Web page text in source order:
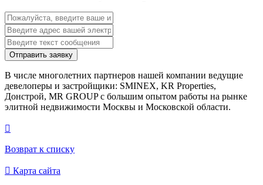
Отправить заявку
В числе многолетних партнеров нашей компании ведущие
девелоперы и застройщики: SMINEX, KR Properties,
Донстрой, MR GROUP c большим опытом работы на рынке
элитной недвижимости Москвы и Московской области.

Возврат к списку
 Карта сайта